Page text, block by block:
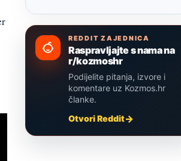
REDDIT ZAJEDNICA
Raspravljajte s nama na
r/kozmoshr
Podijelite pitanja, izvore i
komentare uz Kozmos.hr
članke.
Otvori Reddit